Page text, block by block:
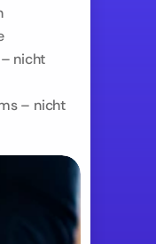
nicht
– nicht